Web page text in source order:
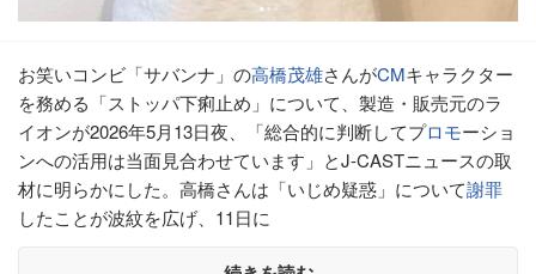
お笑いコンビ「サバンナ」の高橋茂雄さんがCMキャラクター
を務める「ストッパ下痢止め」について、製造・販売元のラ
イオンが2026年5月13日夜、「総合的に判断してプロモーショ
ンへの活用は当面見合わせています」とJ-CASTニュースの取
材に明らかにした。高橋さんは「いじめ疑惑」について謝罪
したことが波紋を広げ、11日に